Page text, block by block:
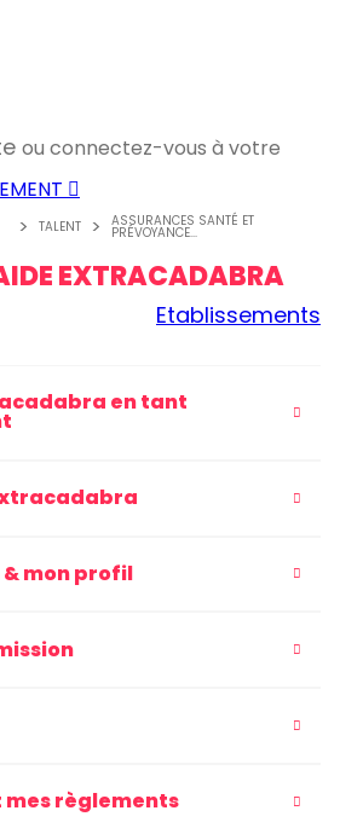
ou connectez-vous à votre
TALENT ASSURANCES SANTÉ ET
PRÉVOYANCE...
EXTRACADABRA
Etablissements
en tant
mon profil
règlements